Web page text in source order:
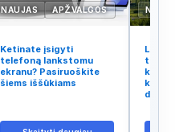
NAUJAS APŽVALGOS
Ketinate įsigyti
telefoną lankstomu
ekranu? Pasiruoškite
šiems iššūkiams
tinklo
kodėl
kalba